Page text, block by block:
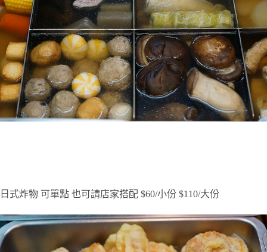
日式炸物 可單點 也可請店家搭配 $60/小份 $110/大份